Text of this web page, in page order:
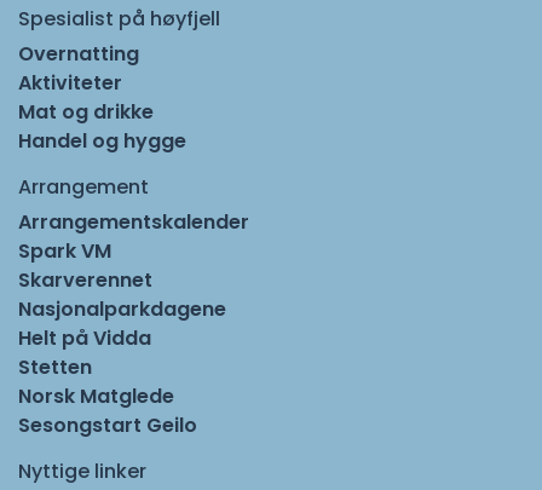
Spesialist på høyfjell
Overnatting
Aktiviteter
Mat og drikke
Handel og hygge
Arrangement
Arrangementskalender
Spark VM
Skarverennet
Nasjonalparkdagene
Helt på Vidda
Stetten
Norsk Matglede
Sesongstart Geilo
Nyttige linker